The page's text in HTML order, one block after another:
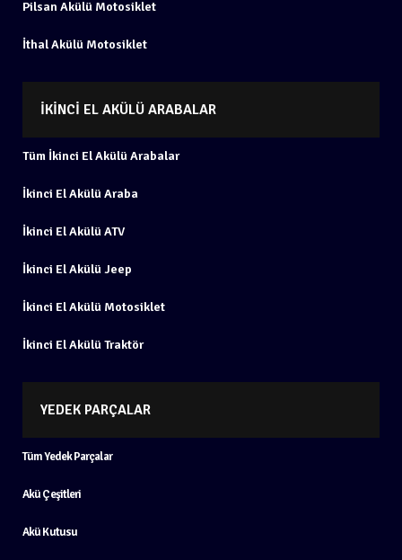
Pilsan Akülü Motosiklet
İthal Akülü Motosiklet
İKINCI EL AKÜLÜ ARABALAR
Tüm İkinci El Akülü Arabalar
İkinci El Akülü Araba
İkinci El Akülü ATV
İkinci El Akülü Jeep
İkinci El Akülü Motosiklet
İkinci El Akülü Traktör
YEDEK PARÇALAR
Tüm Yedek Parçalar
Akü Çeşitleri
Akü Kutusu